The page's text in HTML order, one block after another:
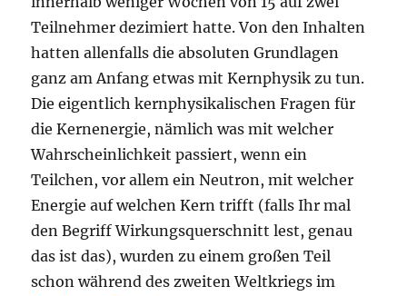
Teilnehmer dezimiert hatte. Von den Inhalten
hatten allenfalls die absoluten Grundlagen
ganz am Anfang etwas mit Kernphysik zu tun.
Die eigentlich kernphysikalischen Fragen für
die Kernenergie, nämlich was mit welcher
Wahrscheinlichkeit passiert, wenn ein
Teilchen, vor allem ein Neutron, mit welcher
Energie auf welchen Kern trifft (falls Ihr mal
den Begriff Wirkungsquerschnitt lest, genau
das ist das), wurden zu einem großen Teil
schon während des zweiten Weltkriegs im